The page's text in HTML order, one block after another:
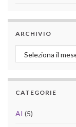
ARCHIVIO
Archivio
CATEGORIE
AI (5)